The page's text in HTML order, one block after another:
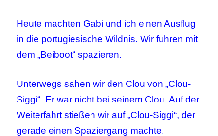
Heute machten Gabi und ich einen Ausflug
in die portugiesische Wildnis. Wir fuhren mit
dem „Beiboot“ spazieren.
Unterwegs sahen wir den Clou von „Clou-
Siggi“. Er war nicht bei seinem Clou. Auf der
Weiterfahrt stießen wir auf „Clou-Siggi“, der
gerade einen Spaziergang machte.